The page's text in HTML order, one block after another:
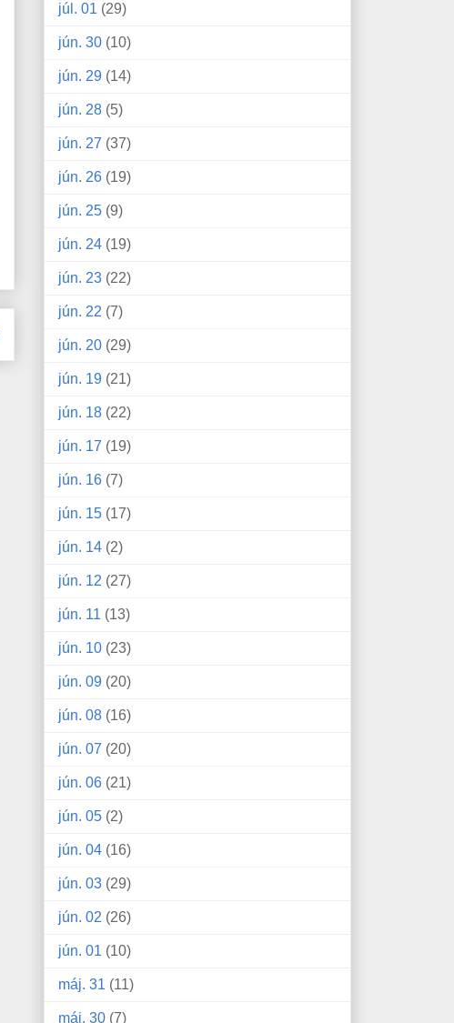
júl. 01 (29)
jún. 30 (10)
jún. 29 (14)
jún. 28 (5)
jún. 27 (37)
jún. 26 (19)
jún. 25 (9)
jún. 24 (19)
jún. 23 (22)
jún. 22 (7)
jún. 20 (29)
jún. 19 (21)
jún. 18 (22)
jún. 17 (19)
jún. 16 (7)
jún. 15 (17)
jún. 14 (2)
jún. 12 (27)
jún. 11 (13)
jún. 10 (23)
jún. 09 (20)
jún. 08 (16)
jún. 07 (20)
jún. 06 (21)
jún. 05 (2)
jún. 04 (16)
jún. 03 (29)
jún. 02 (26)
jún. 01 (10)
máj. 31 (11)
máj. 30 (7)